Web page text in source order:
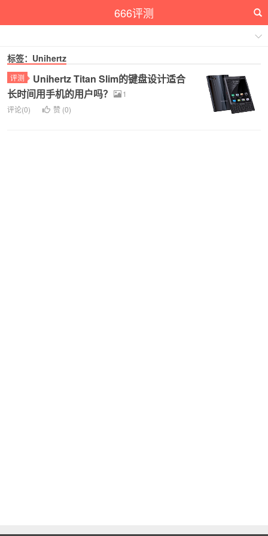
666评测
标签：Unihertz
评测
Unihertz Titan Slim的键盘设计适合
长时间用手机的用户吗？
1
评论(0)
赞 (0)